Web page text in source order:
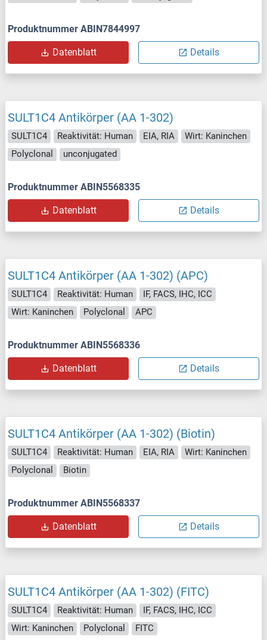
Produktnummer ABIN7844997
Datenblatt Details
SULT1C4 Antikörper (AA 1-302)
SULT1C4 Reaktivität: Human EIA, RIA
Wirt: Kaninchen
Polyclonal
unconjugated
Produktnummer ABIN5568335
Datenblatt Details
SULT1C4 Antikörper (AA 1-302) (APC)
SULT1C4 Reaktivität: Human
IF, FACS, IHC, ICC
Wirt: Kaninchen
Polyclonal APC
Produktnummer ABIN5568336
Datenblatt Details
SULT1C4 Antikörper (AA 1-302) (Biotin)
SULT1C4 Reaktivität: Human EIA, RIA
Wirt: Kaninchen
Polyclonal
Biotin
Produktnummer ABIN5568337
Datenblatt Details
SULT1C4 Antikörper (AA 1-302) (FITC)
SULT1C4 Reaktivität: Human
IF, FACS, IHC, ICC
Wirt: Kaninchen
Polyclonal FITC